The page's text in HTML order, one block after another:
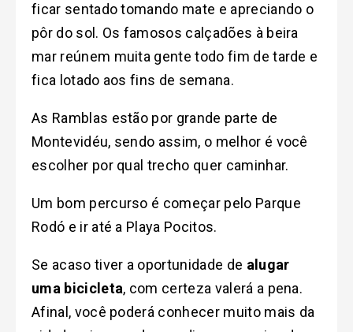
ficar sentado tomando mate e apreciando o
pôr do sol. Os famosos calçadões à beira
mar reúnem muita gente todo fim de tarde e
fica lotado aos fins de semana.
As Ramblas estão por grande parte de
Montevidéu, sendo assim, o melhor é você
escolher por qual trecho quer caminhar.
Um bom percurso é começar pelo Parque
Rodó e ir até a Playa Pocitos.
Se acaso tiver a oportunidade de alugar
uma bicicleta, com certeza valerá a pena.
Afinal, você poderá conhecer muito mais da